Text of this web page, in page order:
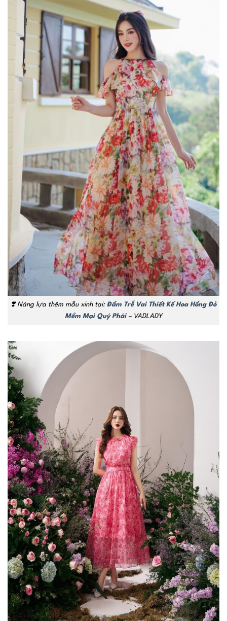
❣️ Nàng lựa thêm mẫu xinh tại: Đầm Trễ Vai Thiết Kế Hoa Hồng Đỏ
Mềm Mại Quý Phái – VADLADY